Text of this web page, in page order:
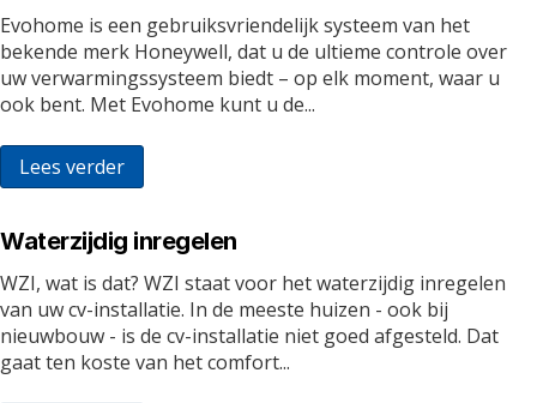
Evohome is een gebruiksvriendelijk systeem van het
bekende merk Honeywell, dat u de ultieme controle over
uw verwarmingssysteem biedt – op elk moment, waar u
ook bent. Met Evohome kunt u de...
Lees verder
Waterzijdig inregelen
WZI, wat is dat? WZI staat voor het waterzijdig inregelen
van uw cv-installatie. In de meeste huizen - ook bij
nieuwbouw - is de cv-installatie niet goed afgesteld. Dat
gaat ten koste van het comfort...